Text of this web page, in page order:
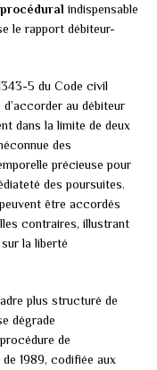
indispensable
le rapport débiteur-
5 du Code civil
au débiteur
dans la limite de deux
des
précieuse pour
des poursuites.
être accordés
contraires, illustrant
la liberté
plus structuré de
dégrade
de
1989, codifiée aux